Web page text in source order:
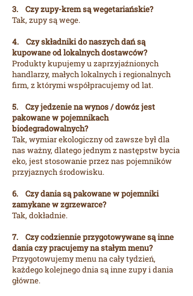
3. Czy zupy-krem są wegetariańskie?
Tak, zupy są wege.
4. Czy składniki do naszych dań są
kupowane od lokalnych dostawców?
Produkty kupujemy u zaprzyjaźnionych
handlarzy, małych lokalnych i regionalnych
firm, z którymi współpracujemy od lat.
5. Czy jedzenie na wynos / dowóz jest
pakowane w pojemnikach
biodegradowalnych?
Tak, wymiar ekologiczny od zawsze był dla
nas ważny, dlatego jednym z następstw bycia
eko, jest stosowanie przez nas pojemników
przyjaznych środowisku.
6. Czy dania są pakowane w pojemniki
zamykane w zgrzewarce?
Tak, dokładnie.
7. Czy codziennie przygotowywane są inne
dania czy pracujemy na stałym menu?
Przygotowujemy menu na cały tydzień,
każdego kolejnego dnia są inne zupy i dania
główne.